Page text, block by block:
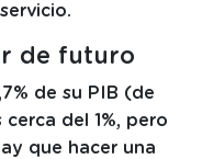
de futuro
de su PIB (de
del 1%, pero
que hacer una